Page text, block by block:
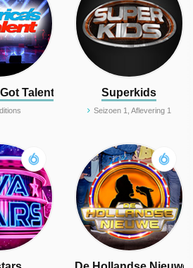
Talent Superkids
Seizoen 1, Aflevering 1